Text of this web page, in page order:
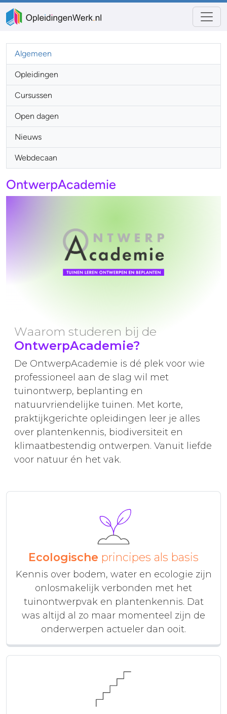
Algemeen
Opleidingen
Cursussen
Open dagen
Nieuws
Webdecaan
OntwerpAcademie
Waarom studeren bij de
OntwerpAcademie?
De OntwerpAcademie is dé plek voor wie
professioneel aan de slag wil met
tuinontwerp, beplanting en
natuurvriendelijke tuinen. Met korte,
praktijkgerichte opleidingen leer je alles
over plantenkennis, biodiversiteit en
klimaatbestendig ontwerpen. Vanuit liefde
voor natuur én het vak.
Ecologische principes als basis
Kennis over bodem, water en ecologie zijn
onlosmakelijk verbonden met het
tuinontwerpvak en plantenkennis. Dat
was altijd al zo maar momenteel zijn de
onderwerpen actueler dan ooit.